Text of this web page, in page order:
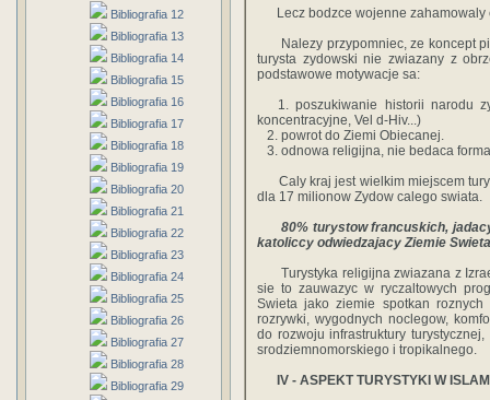
Bibliografia 12
Bibliografia 13
Bibliografia 14
Bibliografia 15
Bibliografia 16
Bibliografia 17
Bibliografia 18
Bibliografia 19
Bibliografia 20
Bibliografia 21
Bibliografia 22
Bibliografia 23
Bibliografia 24
Bibliografia 25
Bibliografia 26
Bibliografia 27
Bibliografia 28
Bibliografia 29
Lecz bodzce wojenne zahamowaly
Nalezy przypomniec, ze koncept
turysta zydowski nie zwiazany z
podstawowe motywacje sa:
1. poszukiwanie historii narodu
koncentracyjne, Vel d-Hiv...)
2. powrot do Ziemi Obiecanej.
3. odnowa religijna, nie bedaca
Caly kraj jest wielkim miejscem
dla 17 milionow Zydow calego swiata.
80% turystow francuskich,
katoliccy odwiedzajacy Ziemie
Turystyka religijna zwiazana z
sie to zauwazyc w ryczaltowych
Swieta jako ziemie spotkan
rozrywki, wygodnych noclegow,
do rozwoju infrastruktury
srodziemnomorskiego i tropikalnego.
IV - ASPEKT TURYSTYKI W